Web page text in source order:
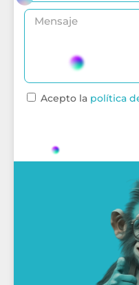
Acepto la política